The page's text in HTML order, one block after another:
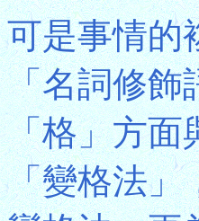
可是事情的
「名詞修飾
「格」方面
「變格法」